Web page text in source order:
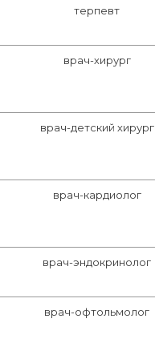
терпевт
врач-хирург
врач-детский хирург
врач-кардиолог
врач-эндокринолог
врач-офтольмолог